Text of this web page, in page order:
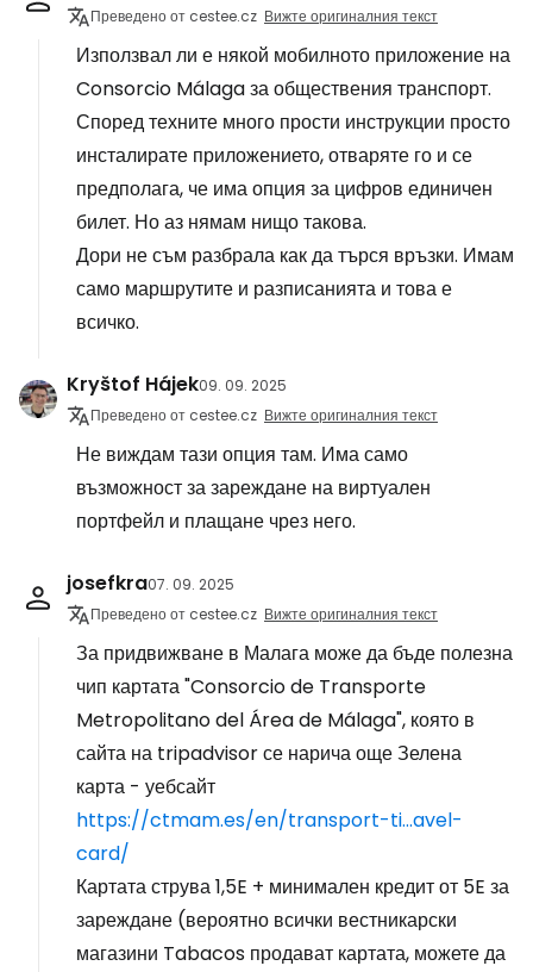
Преведено от cestee.cz Вижте оригиналния текст
Използвал ли е някой мобилното приложение на
Consorcio Málaga за обществения транспорт.
Според техните много прости инструкции просто
инсталирате приложението, отваряте го и се
предполага, че има опция за цифров единичен
билет. Но аз нямам нищо такова.
Дори не съм разбрала как да търся връзки. Имам
само маршрутите и разписанията и това е
всичко.
Kryštof Hájek09. 09. 2025
Преведено от cestee.cz Вижте оригиналния текст
Не виждам тази опция там. Има само
възможност за зареждане на виртуален
портфейл и плащане чрез него.
josefkra07. 09. 2025
Преведено от cestee.cz Вижте оригиналния текст
За придвижване в Малага може да бъде полезна
чип картата "Consorcio de Transporte
Metropolitano del Área de Málaga", която в
сайта на tripadvisor се нарича още Зелена
карта - уебсайт
https://ctmam.es/en/transport-ti...avel-
card/
Картата струва 1,5E + минимален кредит от 5E за
зареждане (вероятно всички вестникарски
магазини Tabacos продават картата, можете да